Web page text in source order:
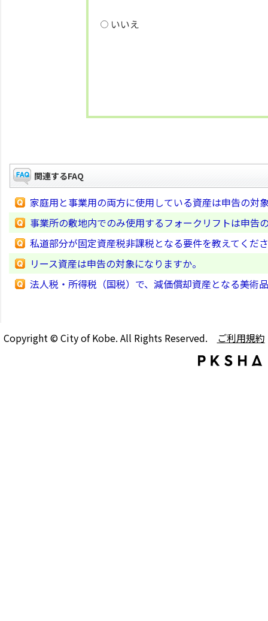
いいえ
関連するFAQ
家庭用と事業用の両方に使用している資産は申告の対
事業所の敷地内でのみ使用するフォークリフトは申告
私道部分が固定資産税非課税となる要件を教えてくだ
リース資産は申告の対象になりますか。
法人税・所得税（国税）で、減価償却資産となる美術
Copyright © City of Kobe. All Rights Reserved. ご利用規約